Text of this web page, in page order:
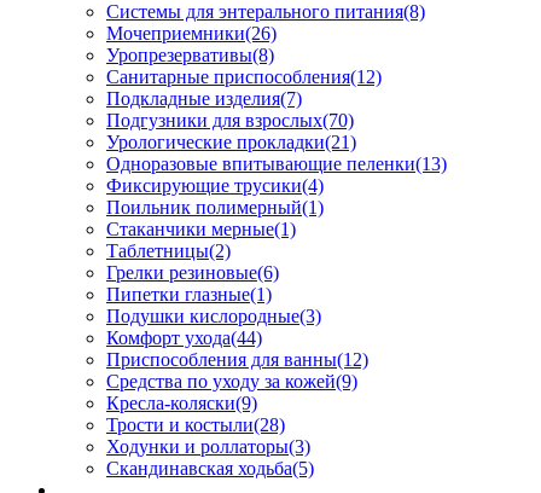
Системы для энтерального питания(8)
Мочеприемники(26)
Уропрезервативы(8)
Санитарные приспособления(12)
Подкладные изделия(7)
Подгузники для взрослых(70)
Урологические прокладки(21)
Одноразовые впитывающие пеленки(13)
Фиксирующие трусики(4)
Поильник полимерный(1)
Стаканчики мерные(1)
Таблетницы(2)
Грелки резиновые(6)
Пипетки глазные(1)
Подушки кислородные(3)
Комфорт ухода(44)
Приспособления для ванны(12)
Средства по уходу за кожей(9)
Кресла-коляски(9)
Трости и костыли(28)
Ходунки и роллаторы(3)
Скандинавская ходьба(5)